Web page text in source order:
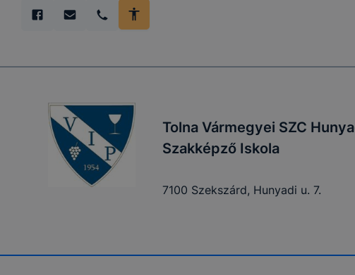
Tolna Vármegyei SZC
Szakképző Iskola
7100 Szekszárd, Hunyadi u. 7.